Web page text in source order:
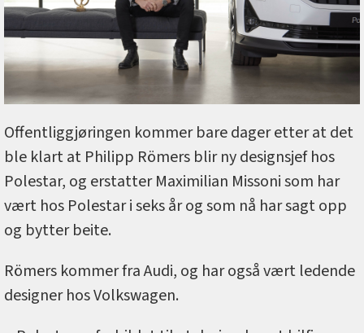
Offentliggjøringen kommer bare dager etter at det
ble klart at Philipp Römers blir ny designsjef hos
Polestar, og erstatter Maximilian Missoni som har
vært hos Polestar i seks år og som nå har sagt opp
og bytter beite.
Römers kommer fra Audi, og har også vært ledende
designer hos Volkswagen.